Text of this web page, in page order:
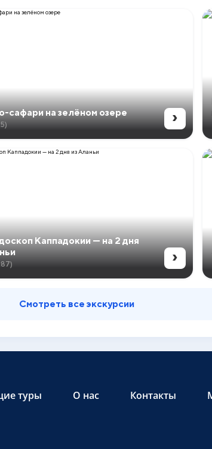
сафари на зелёном озере ›
Каппадокии — на 2 дня
›
Смотреть все экскурсии
туры О нас Контакты